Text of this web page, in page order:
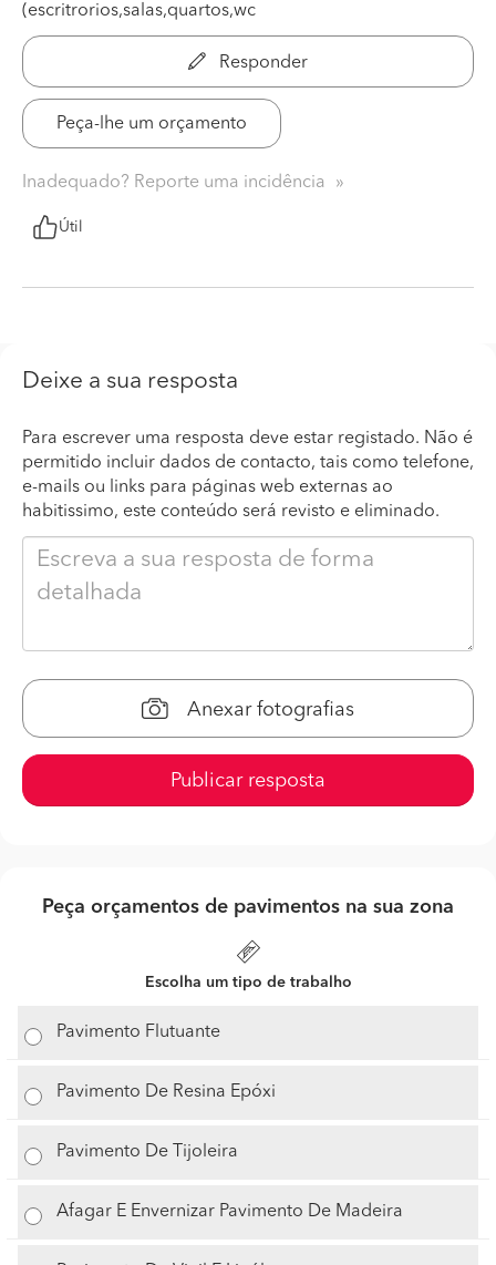
(escritrorios,salas,quartos,wc
Responder
Peça-lhe um orçamento
Inadequado? Reporte uma incidência
Útil
Deixe a sua resposta
Para escrever uma resposta deve estar registado. Não é
permitido incluir dados de contacto, tais como telefone,
e-mails ou links para páginas web externas ao
habitissimo, este conteúdo será revisto e eliminado.
Anexar fotografias
Publicar resposta
Peça orçamentos de pavimentos na sua zona
Escolha um tipo de trabalho
Pavimento Flutuante
Pavimento De Resina Epóxi
Pavimento De Tijoleira
Afagar E Envernizar Pavimento De Madeira